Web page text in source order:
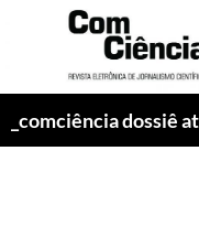
_comciência dossiê